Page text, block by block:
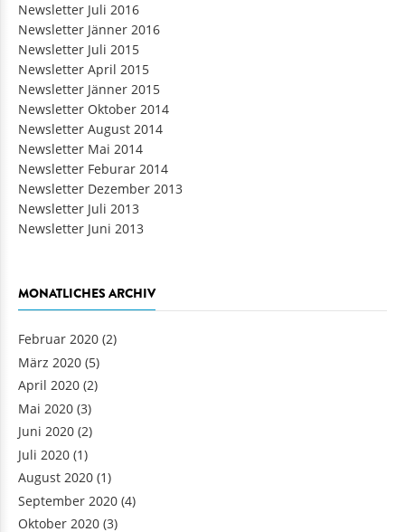
Newsletter Juli 2016
Newsletter Jänner 2016
Newsletter Juli 2015
Newsletter April 2015
Newsletter Jänner 2015
Newsletter Oktober 2014
Newsletter August 2014
Newsletter Mai 2014
Newsletter Feburar 2014
Newsletter Dezember 2013
Newsletter Juli 2013
Newsletter Juni 2013
MONATLICHES ARCHIV
Februar 2020 (2)
März 2020 (5)
April 2020 (2)
Mai 2020 (3)
Juni 2020 (2)
Juli 2020 (1)
August 2020 (1)
September 2020 (4)
Oktober 2020 (3)